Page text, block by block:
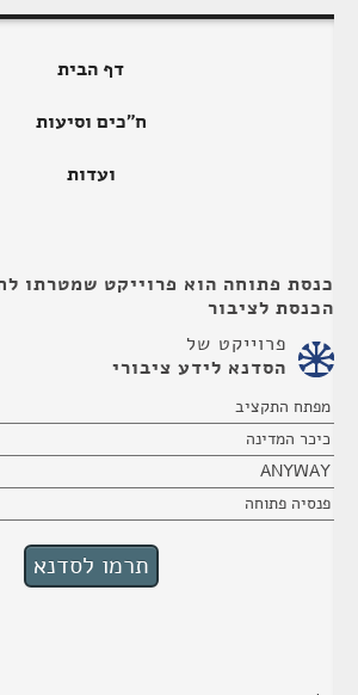
דף הבית
ח"כים וסיעות
ועדות
כנסת פתוחה הוא פרוייקט שמטרתו
הכנסת לציבור
פרוייקט של
הסדנא לידע ציבורי
מפתח התקציב
כיכר המדינה
ANYWAY
פנסיה פתוחה